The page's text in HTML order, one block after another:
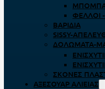
ΦΕΛΛΟΊ
ΒΑΡΊΔΙΑ
SISSY-
ΔΟΛΏΜΑΤΑ-
ΣΚΌΝΕΣ
ΑΞΕΣΟΥΆΡ ΑΛΙΕΊΑΣ